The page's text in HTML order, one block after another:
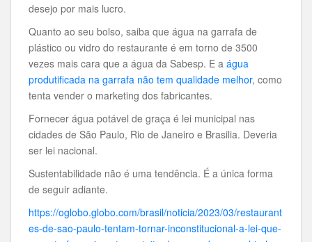
desejo por mais lucro.
Quanto ao seu bolso, saiba que água na garrafa de
plástico ou vidro do restaurante é em torno de 3500
vezes mais cara que a água da Sabesp. E a água
produtificada na garrafa não tem qualidade melhor, como
tenta vender o marketing dos fabricantes.
Fornecer água potável de graça é lei municipal nas
cidades de São Paulo, Rio de Janeiro e Brasilia. Deveria
ser lei nacional.
Sustentabilidade não é uma tendência. É a única forma
de seguir adiante.
https://oglobo.globo.com/brasil/noticia/2023/03/restaurant
es-de-sao-paulo-tentam-tornar-inconstitucional-a-lei-que-